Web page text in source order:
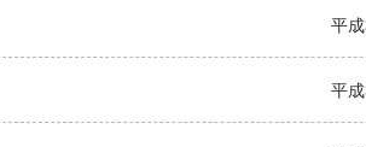
平
平